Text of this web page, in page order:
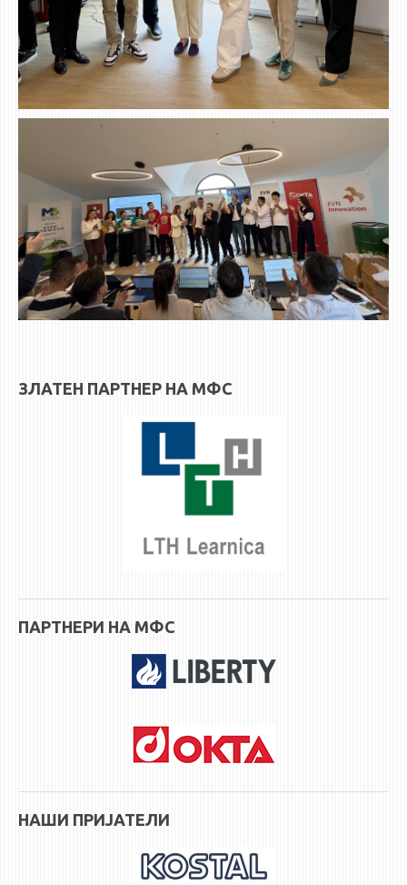
ЗЛАТЕН ПАРТНЕР НА МФС
ПАРТНЕРИ НА МФС
НАШИ ПРИЈАТЕЛИ